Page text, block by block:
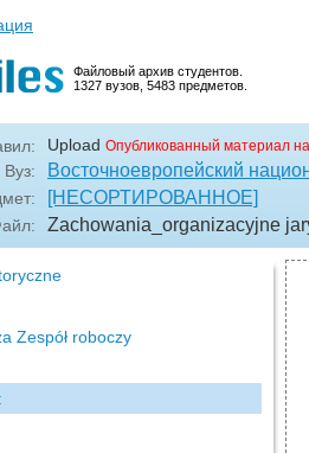
Файловый архив студентов.
1327 вузов, 5483 предметов.
Upload Опубликованный материал
Вуз: Восточноевропейский
[НЕСОРТИРОВАННОЕ]
Zachowania_organizacyjne
Zespół roboczy